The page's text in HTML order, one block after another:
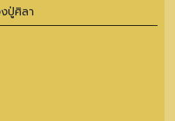
ปู่ศิลา